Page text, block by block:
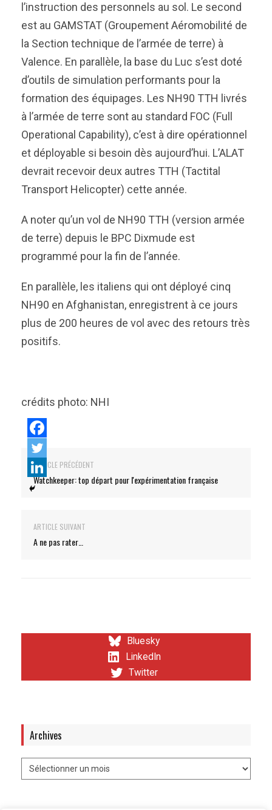
l’instruction des personnels au sol. Le second
est au GAMSTAT (Groupement Aéromobilité de
la Section technique de l’armée de terre) à
Valence. En parallèle, la base du Luc s’est doté
d’outils de simulation performants pour la
formation des équipages. Les NH90 TTH livrés
à l’armée de terre sont au standard FOC (Full
Operational Capability), c’est à dire opérationnel
et déployable si besoin dès aujourd’hui. L’ALAT
devrait recevoir deux autres TTH (Tactital
Transport Helicopter) cette année.
A noter qu’un vol de NH90 TTH (version armée
de terre) depuis le BPC Dixmude est
programmé pour la fin de l’année.
En parallèle, les italiens qui ont déployé cinq
NH90 en Afghanistan, enregistrent à ce jours
plus de 200 heures de vol avec des retours très
positifs.
crédits photo: NHI
ARTICLE PRÉCÉDENT
Watchkeeper: top départ pour l'expérimentation française
ARTICLE SUIVANT
A ne pas rater…
Bluesky
LinkedIn
Twitter
Archives